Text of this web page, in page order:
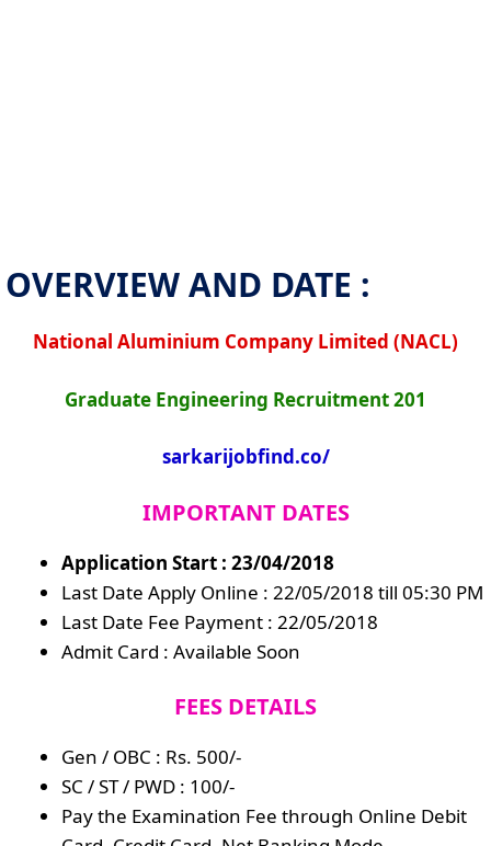
OVERVIEW AND DATE :
National Aluminium Company Limited (NACL)
Graduate Engineering Recruitment 201
sarkarijobfind.co/
IMPORTANT DATES
Application Start : 23/04/2018
Last Date Apply Online : 22/05/2018 till 05:30 PM
Last Date Fee Payment : 22/05/2018
Admit Card : Available Soon
FEES DETAILS
Gen / OBC : Rs. 500/-
SC / ST / PWD : 100/-
Pay the Examination Fee through Online Debit